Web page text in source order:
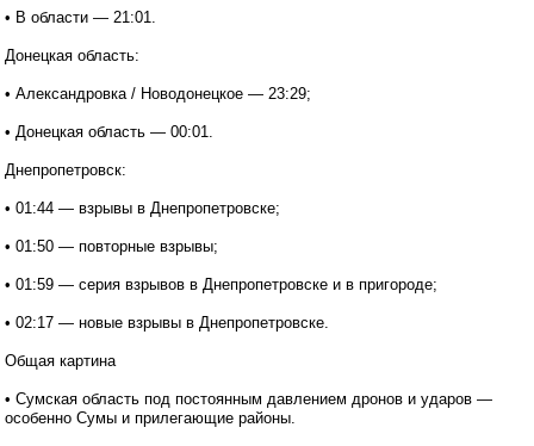
• В области — 21:01.
Донецкая область:
• Александровка / Новодонецкое — 23:29;
• Донецкая область — 00:01.
Днепропетровск:
• 01:44 — взрывы в Днепропетровске;
• 01:50 — повторные взрывы;
• 01:59 — серия взрывов в Днепропетровске и в пригороде;
• 02:17 — новые взрывы в Днепропетровске.
Общая картина
• Сумская область под постоянным давлением дронов и ударов —
особенно Сумы и прилегающие районы.